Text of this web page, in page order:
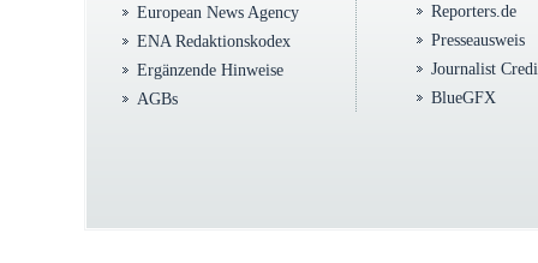
European News Agency
ENA Redaktionskodex
Ergänzende Hinweise
AGBs
Reporters.de
Presseausweis
Journalist
BlueGFX